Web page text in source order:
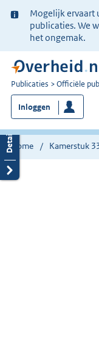
Ter
informatie:
Mogelijk ervaart
publicaties. We
het ongemak.
U
bent
nu
hier:
Publicaties Officiële
Inloggen
Home Kamerstuk